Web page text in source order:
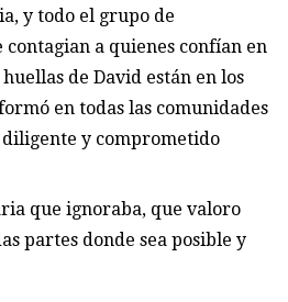
y todo el grupo de
a quienes confían en
de David están en los
en todas las comunidades
y comprometido
que ignoraba, que valoro
partes donde sea posible y